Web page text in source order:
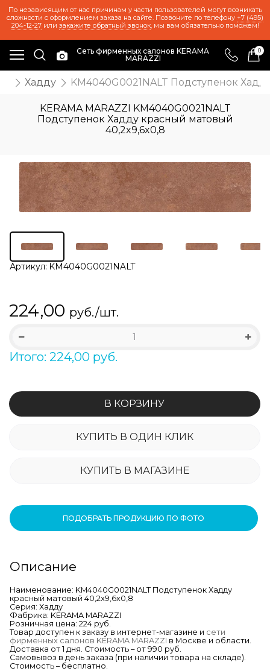
По независящим от нас причинам у части пользователей могут возникать
сложности с оформлением заказа на сайте. Позвоните по телефону +7 (495)
204-12-27или закажите обратный звонок, мы вам обязательно поможем!
Сеть фирменных салонов KERAMA
MARAZZI
0
Хадду KM4040G0021NALT Подступенок
KERAMA MARAZZI KM4040G0021NALT
Подступенок Хадду красный матовый
40,2x9,6x0,8
Артикул: KM4040G0021NALT
224,00 руб./шт.
Итого: 224,00 руб.
В КОРЗИНУ
КУПИТЬ В ОДИН КЛИК
КУПИТЬ В МАГАЗИНЕ
ПОДОБРАТЬ ПРОДУКЦИЮ ПО ФОТО
Описание
Наименование: KM4040G0021NALT Подступенок Хадду
красный матовый 40,2x9,6x0,8
Серия: Хадду
Фабрика: KERAMA MARAZZI
Розничная цена: 224 руб.
Товар доступен к заказу в интернет-магазине и сети
фирменных салонов KERAMA MARAZZI в Москве и области.
Доставка от 1 дня. Стоимость – от 990 руб.
Самовывоз в день заказа (при наличии товара на складе).
Стоимость – бесплатно.